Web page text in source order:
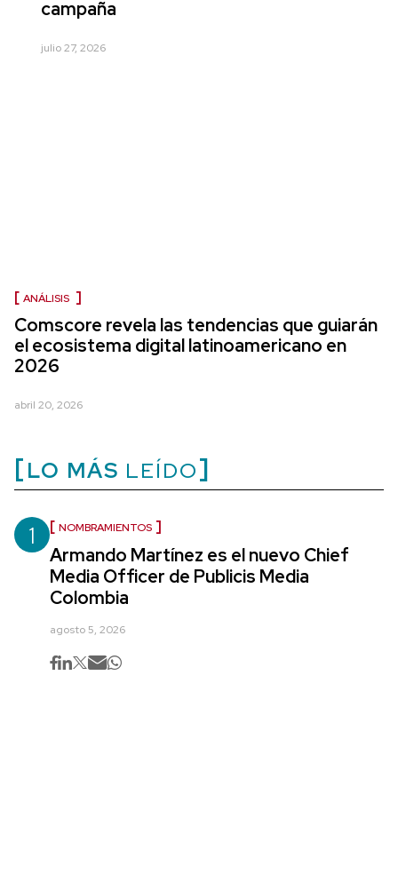
campaña
julio 27, 2026
ANÁLISIS
Comscore revela las tendencias que guiarán
el ecosistema digital latinoamericano en
2026
abril 20, 2026
LO MÁS LEÍDO
1 NOMBRAMIENTOS
Armando Martínez es el nuevo Chief
Media Officer de Publicis Media
Colombia
agosto 5, 2026